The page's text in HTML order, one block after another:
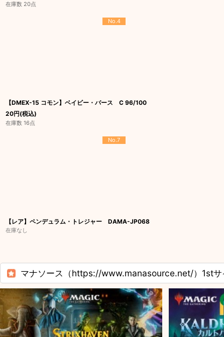
在庫数 20点
No.4
【DMEX-15 コモン】ベイビー・バース C 96/100
20円(税込)
在庫数 16点
No.7
【レア】ペンデュラム・トレジャー DAMA-JP068
在庫なし
マナソース（https://www.manasource.net/）1st